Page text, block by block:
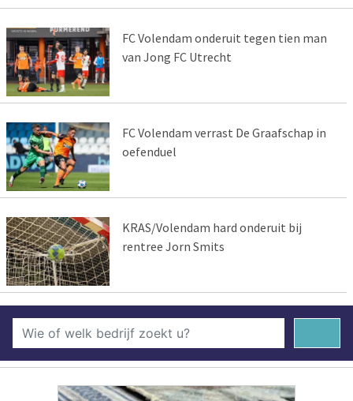
FC Volendam onderuit tegen tien man
van Jong FC Utrecht
FC Volendam verrast De Graafschap in
oefenduel
KRAS/Volendam hard onderuit bij
rentree Jorn Smits